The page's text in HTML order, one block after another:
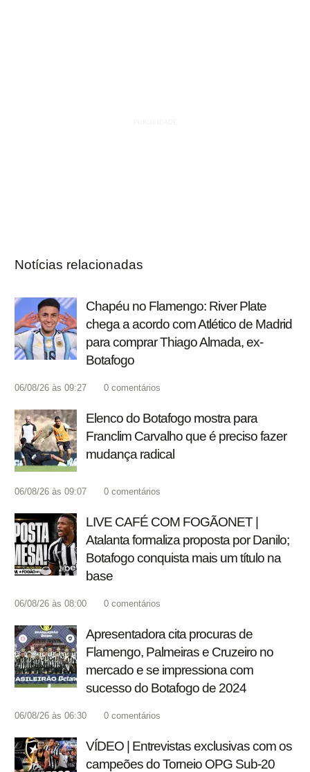
Notícias relacionadas
Chapéu no Flamengo: River Plate
chega a acordo com Atlético de Madrid
para comprar Thiago Almada, ex-
Botafogo
06/08/26 às 09:27 0 comentários
Elenco do Botafogo mostra para
Franclim Carvalho que é preciso fazer
mudança radical
06/08/26 às 09:07 0 comentários
LIVE CAFÉ COM FOGÃONET |
Atalanta formaliza proposta por Danilo;
Botafogo conquista mais um título na
base
06/08/26 às 08:00 0 comentários
Apresentadora cita procuras de
Flamengo, Palmeiras e Cruzeiro no
mercado e se impressiona com
sucesso do Botafogo de 2024
06/08/26 às 06:30 0 comentários
VÍDEO | Entrevistas exclusivas com os
campeões do Torneio OPG Sub-20